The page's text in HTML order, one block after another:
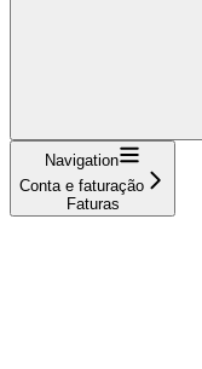
Navigation
Conta e faturação
Faturas